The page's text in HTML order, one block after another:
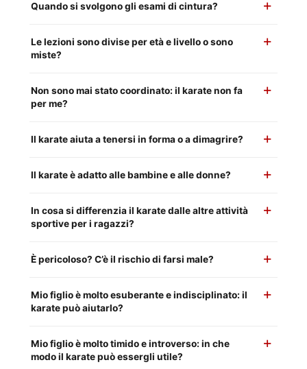
Quando si svolgono gli esami di cintura?
Le lezioni sono divise per età e livello o sono
miste?
Non sono mai stato coordinato: il karate non fa
per me?
Il karate aiuta a tenersi in forma o a dimagrire?
Il karate è adatto alle bambine e alle donne?
In cosa si differenzia il karate dalle altre attività
sportive per i ragazzi?
È pericoloso? C’è il rischio di farsi male?
Mio figlio è molto esuberante e indisciplinato: il
karate può aiutarlo?
Mio figlio è molto timido e introverso: in che
modo il karate può essergli utile?